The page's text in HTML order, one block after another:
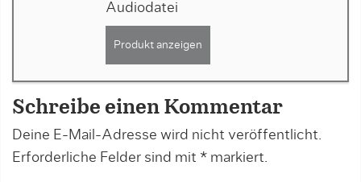
Audiodatei
Produkt anzeigen
Schreibe einen Kommentar
Deine E-Mail-Adresse wird nicht veröffentlicht.
Erforderliche Felder sind mit * markiert.